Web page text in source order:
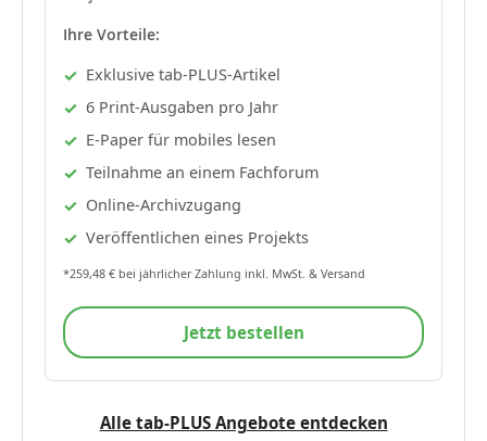
Ihre Vorteile:
Exklusive tab-PLUS-Artikel
6 Print-Ausgaben pro Jahr
E-Paper für mobiles lesen
Teilnahme an einem Fachforum
Online-Archivzugang
Veröffentlichen eines Projekts
*259,48 € bei jährlicher Zahlung inkl. MwSt. & Versand
Jetzt bestellen
Alle tab-PLUS Angebote entdecken